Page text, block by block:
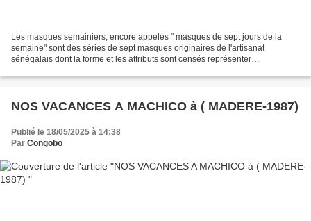
Les masques semainiers, encore appelés " masques de sept jours de la
semaine" sont des séries de sept masques originaires de l'artisanat
sénégalais dont la forme et les attributs sont censés représenter
NOS VACANCES A MACHICO à ( MADERE-1987)
Publié le 18/05/2025 à 14:38
Par Congobo